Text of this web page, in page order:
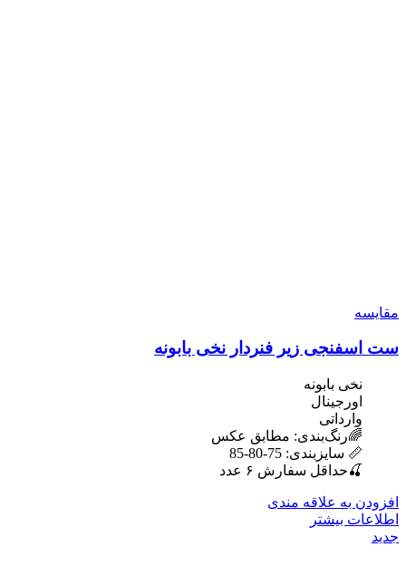
مقایسه
ست اسفنجی زیر فنردار نخی بابونه
نخی بابونه
اورجینال
وارداتی
🌈رنگ‌بندی: مطابق عکس
📏 سایزبندی: 75-80-85
🍒حداقل سفارش ۶ عدد
افزودن به علاقه مندی
اطلاعات بیشتر
جدید